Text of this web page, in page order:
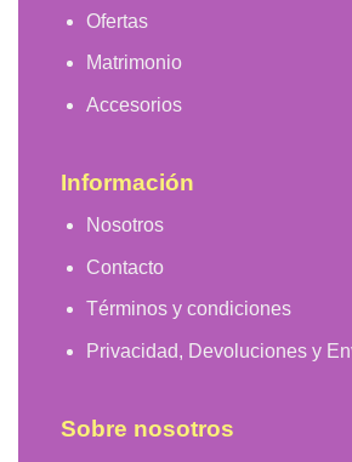
Ofertas
Matrimonio
Accesorios
Información
Nosotros
Contacto
Términos y condiciones
Privacidad, Devoluciones y
Sobre nosotros